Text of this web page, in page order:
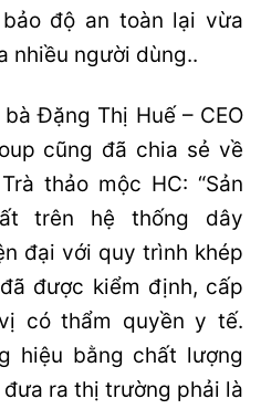
độ an toàn lại vừa
nhiều người dùng..
Đặng Thị Huế – CEO
cũng đã chia sẻ về
thảo mộc HC: “Sản
trên hệ thống dây
đại với quy trình khép
được kiểm định, cấp
có thẩm quyền y tế.
hiệu bằng chất lượng
ra thị trường phải là